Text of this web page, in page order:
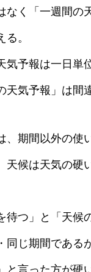
なく「一週間の
。
気予報は一日単
天気予報」は間
、期間以外の使
天候は天気の硬
待つ」と「天候
同じ期間である
と言った方が硬